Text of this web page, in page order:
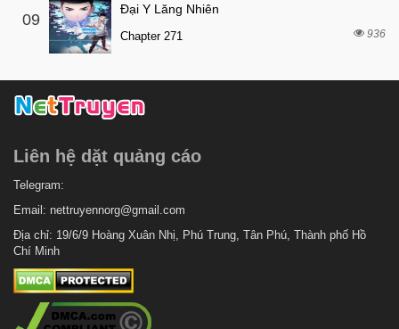
Chapter 48.5 7 tháng trước
Chapter 48.4
Chapter 48.2
Chapter 48 7 tháng trước
Chapter 47
Chapter 46
Chapter 45 7 tháng trước
Chapter 44
Chapter 43
09
Đại Y Lăng Nhiên
Chapter 271 936
Liên hệ dặt quảng cáo
Telegram:
Email: nettruyennorg@gmail.com
Địa chỉ: 19/6/9 Hoàng Xuân Nhị, Phú Trung, Tân Phú, Thành phố Hồ
Chí Minh